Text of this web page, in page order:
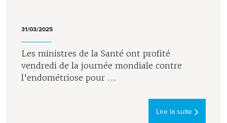
31/03/2025
Les ministres de la Santé ont profité
vendredi de la journée mondiale contre
l'endométriose pour ...
Lire la suite